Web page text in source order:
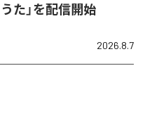
た」を配信開始
2026.8.7